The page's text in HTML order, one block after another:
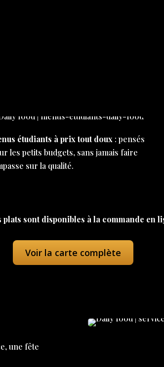
étudiants à prix tout doux : pensés
les petits budgets, sans jamais faire
sur la qualité.
plats sont disponibles à la commande en
Voir la carte complète
une fête